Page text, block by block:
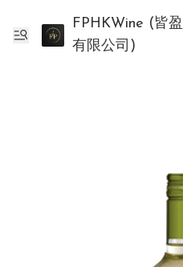
FPHKWine (皆盈國際貿易
有限公司)